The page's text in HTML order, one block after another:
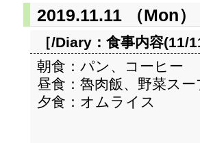
2019.11.11 （Mon）
［/Diary： 食事内容(11/
朝食：パン、コーヒー
昼食：魯肉飯、野菜スー
夕食：オムライス